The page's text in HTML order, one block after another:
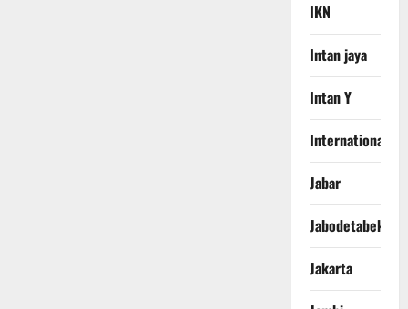
IKN
Intan jaya
Intan Y
International
Jabar
Jabodetabek
Jakarta